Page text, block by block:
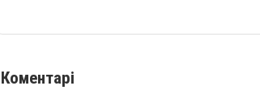
Коментарі